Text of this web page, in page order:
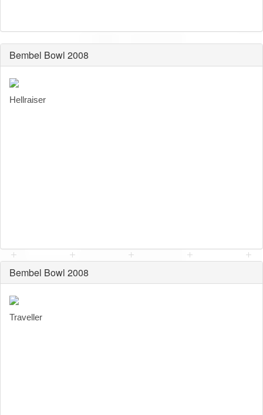
Bembel Bowl 2008
Hellraiser
Bembel Bowl 2008
Traveller